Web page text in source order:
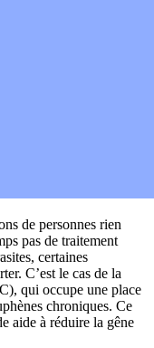
de personnes rien
pas de traitement
certaines
C’est le cas de la
qui occupe une place
chroniques. Ce
aide à réduire la gêne